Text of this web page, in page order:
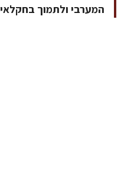
המערבי ולתמוך